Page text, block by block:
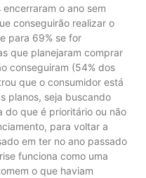
o ano sem
conseguirão realizar o
para 69% se for
que planejaram comprar
conseguiram (54% dos
que o consumidor está
planos, seja buscando
do que é prioritário ou não
para voltar a
em ter no ano passado
funciona como uma
o que haviam